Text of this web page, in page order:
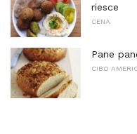
riesce
CENA
Pane
CIBO